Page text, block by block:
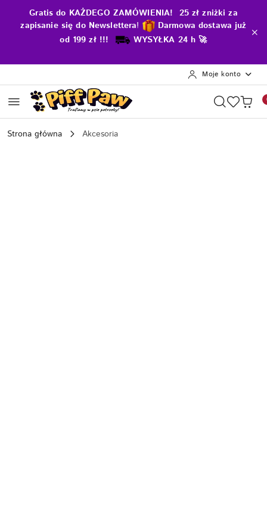
Przejdź do treści głównej
Przejdź do wyszukiwarki
Przejdź do moje konto
Przejdź do menu głównego
Przejdź do opisu produktu
Przejdź do stopki
Gratis do KAŻDEGO ZAMÓWIENIA! 25 zł zniżki za
zapisanie się do Newslettera! Darmowa dostawa już
od 199 zł !!!
WYSYŁKA 24 h 🚀
Moje konto
Strona główna Akcesoria